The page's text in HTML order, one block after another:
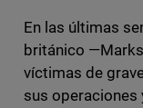
En las últimas
británico
víctimas de
sus